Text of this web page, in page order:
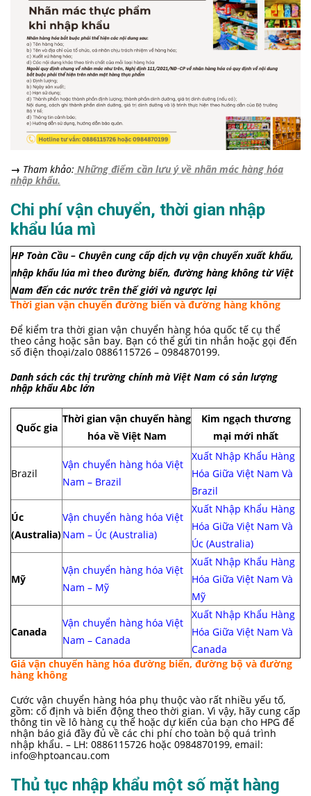
→ Tham khảo: Những điểm cần lưu ý về nhãn mác hàng hóa
nhập khẩu.
Chi phí vận chuyển, thời gian nhập
khẩu lúa mì
HP Toàn Cầu – Chuyên cung cấp dịch vụ vận chuyển xuất khẩu,
nhập khẩu lúa mì theo đường biển, đường hàng không từ Việt
Nam đến các nước trên thế giới và ngược lại
Thời gian vận chuyển đường biển và đường hàng không
Để kiểm tra thời gian vận chuyển hàng hóa quốc tế cụ thể
theo cảng hoặc sân bay. Bạn có thể gửi tin nhắn hoặc gọi đến
số điện thoại/zalo 0886115726 – 0984870199.
Danh sách các thị trường chính mà Việt Nam có sản lượng
nhập khẩu Abc lớn
Quốc gia
Thời gian vận chuyển hàng
hóa về Việt Nam
Kim ngạch thương
mại mới nhất
Brazil
Vận chuyển hàng hóa Việt
Nam – Brazil
Xuất Nhập Khẩu Hàng
Hóa Giữa Việt Nam Và
Brazil
Úc
(Australia)
Vận chuyển hàng hóa Việt
Nam – Úc (Australia)
Xuất Nhập Khẩu Hàng
Hóa Giữa Việt Nam Và
Úc (Australia)
Mỹ
Vận chuyển hàng hóa Việt
Nam – Mỹ
Xuất Nhập Khẩu Hàng
Hóa Giữa Việt Nam Và
Mỹ
Canada
Vận chuyển hàng hóa Việt
Nam – Canada
Xuất Nhập Khẩu Hàng
Hóa Giữa Việt Nam Và
Canada
Giá vận chuyển hàng hóa đường biển, đường bộ và đường
hàng không
Cước vận chuyển hàng hóa phụ thuộc vào rất nhiều yếu tố,
gồm: cố định và biến động theo thời gian. Vì vậy, hãy cung cấp
thông tin về lô hàng cụ thể hoặc dự kiến của bạn cho HPG để
nhận báo giá đầy đủ về các chi phí cho toàn bộ quá trình
nhập khẩu. – LH: 0886115726 hoặc 0984870199, email:
info@hptoancau.com
Thủ tục nhập khẩu một số mặt hàng